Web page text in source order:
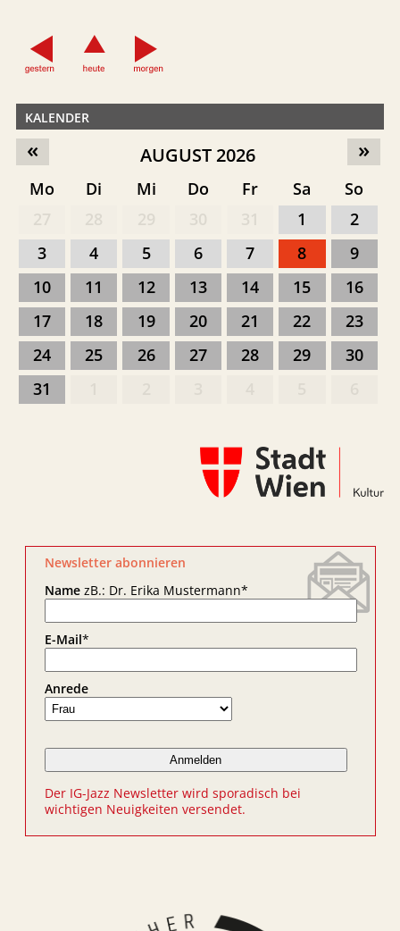
KALENDER
»
« AUGUST 2026
Mo Di Mi Do Fr Sa
So
1
2
3
4 5 6 7 8
9
10
11 12 13 14 15
16
17
18 19 20 21 22
23
24
25 26 27 28 29
30
31
Newsletter abonnieren
NamezB.: Dr. Erika Mustermann*
E-Mail*
Anrede
Der IG-Jazz Newsletter wird sporadisch bei
wichtigen Neuigkeiten versendet.